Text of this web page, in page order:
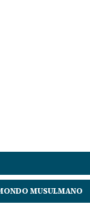
MUSULMANO